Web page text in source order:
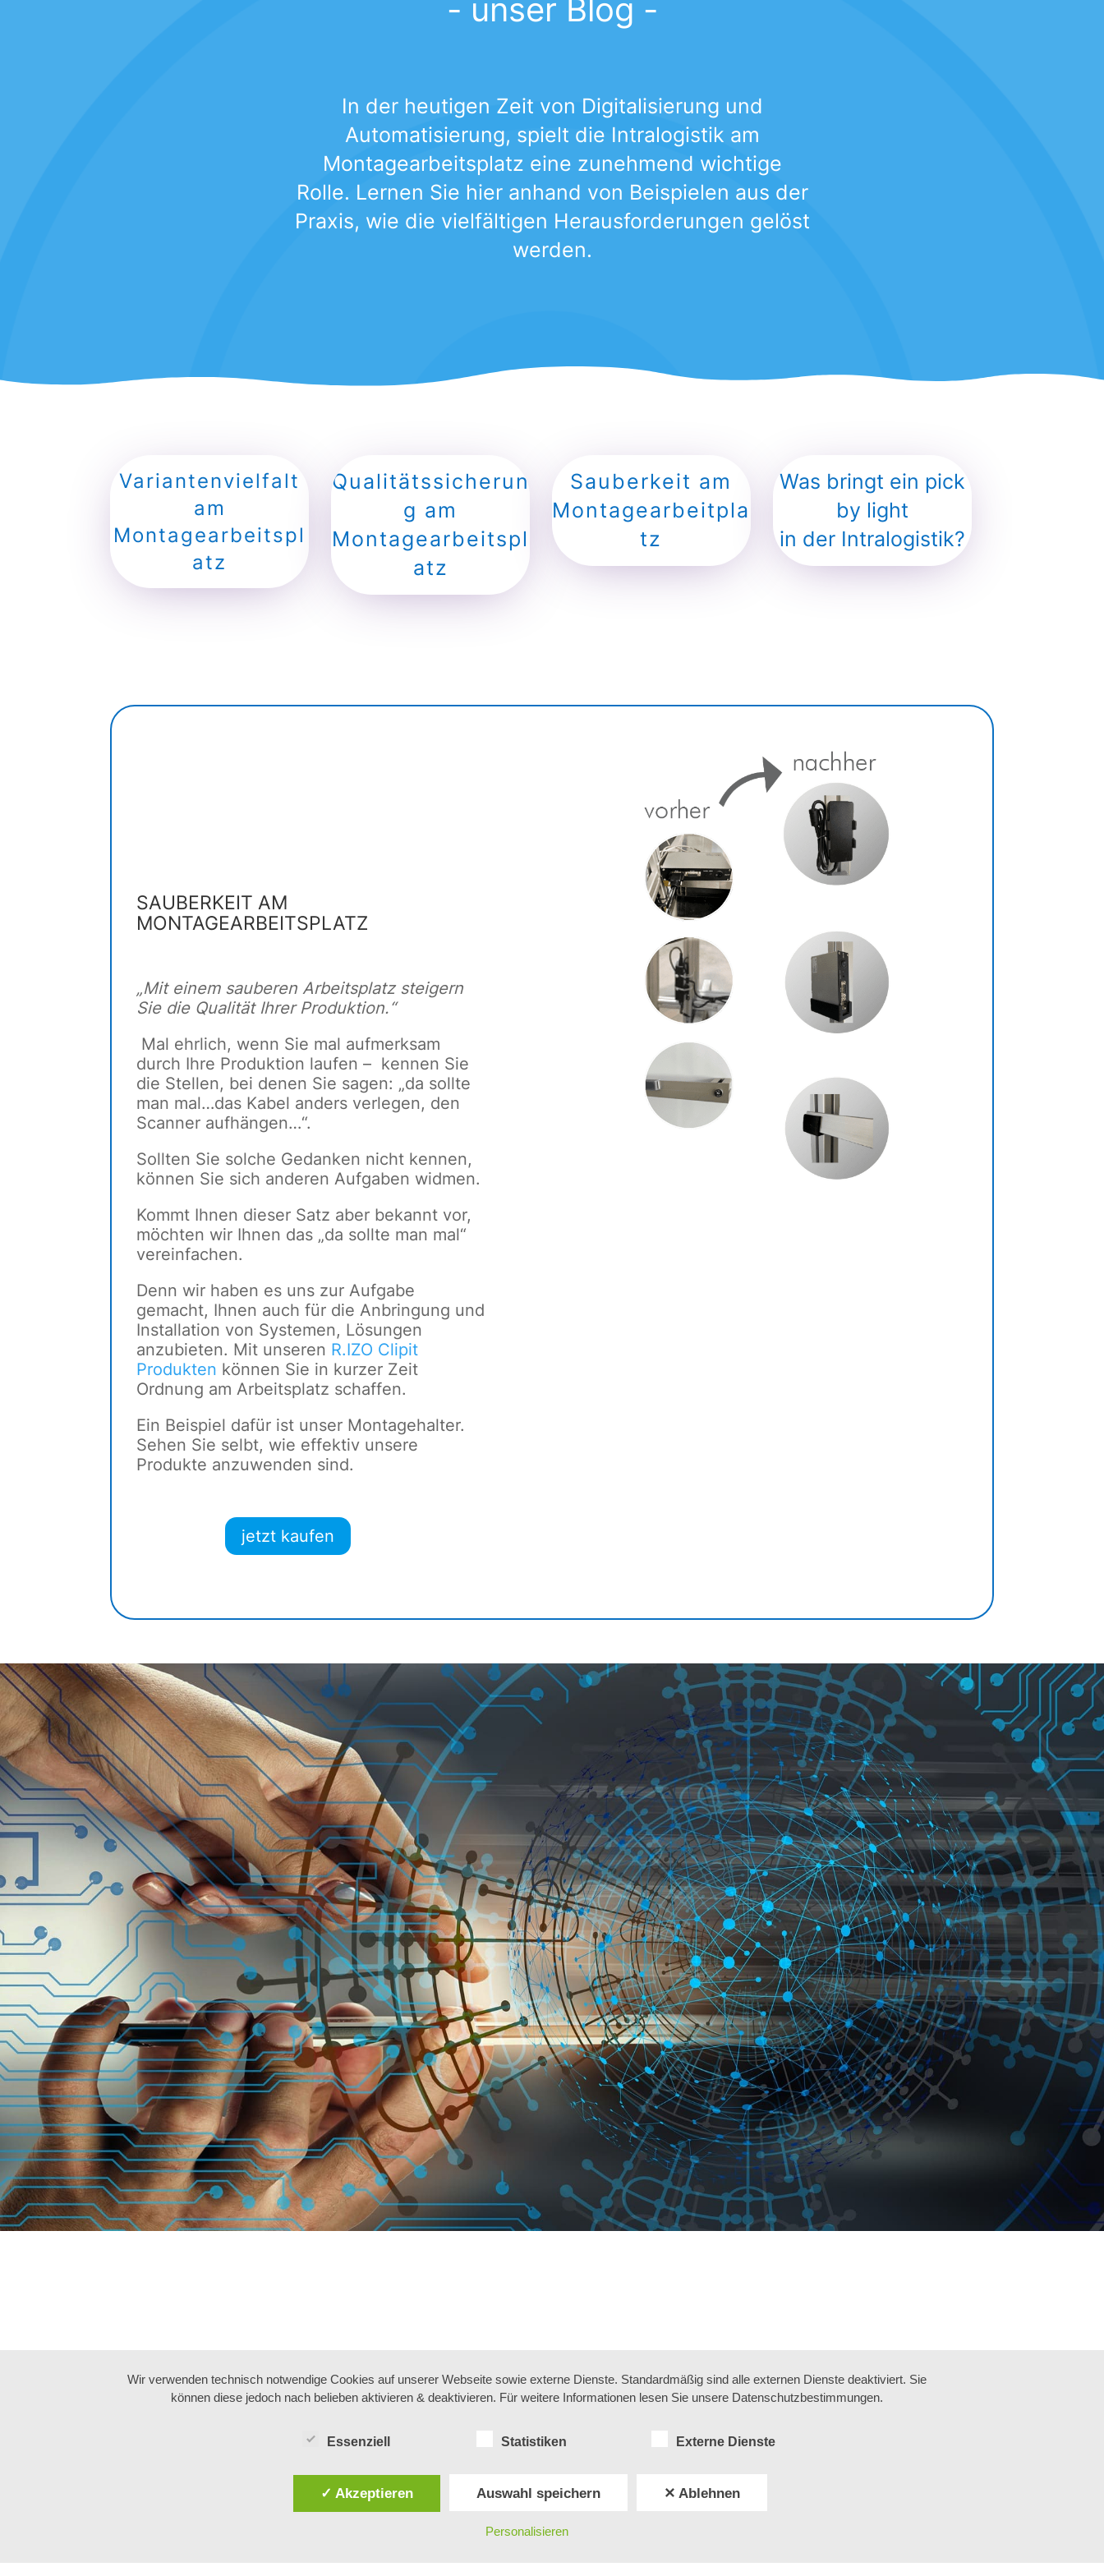
- unser Blog -
In der heutigen Zeit von Digitalisierung und
Automatisierung, spielt die Intralogistik am
Montagearbeitsplatz eine zunehmend wichtige
Rolle. Lernen Sie hier anhand von Beispielen aus der
Praxis, wie die vielfältigen Herausforderungen gelöst
werden.
Variantenvielfalt
am
Montagearbeitspl
atz
Qualitätssicherun
g am
Montagearbeitspl
atz
Sauberkeit am
Montagearbeitpla
tz
Was bringt ein pick
by light
in der Intralogistik?
SAUBERKEIT AM
MONTAGEARBEITSPLATZ
„Mit einem sauberen Arbeitsplatz steigern
Sie die Qualität Ihrer Produktion.“
Mal ehrlich, wenn Sie mal aufmerksam
durch Ihre Produktion laufen – kennen Sie
die Stellen, bei denen Sie sagen: „da sollte
man mal…das Kabel anders verlegen, den
Scanner aufhängen…“.
Sollten Sie solche Gedanken nicht kennen,
können Sie sich anderen Aufgaben widmen.
Kommt Ihnen dieser Satz aber bekannt vor,
möchten wir Ihnen das „da sollte man mal“
vereinfachen.
Denn wir haben es uns zur Aufgabe
gemacht, Ihnen auch für die Anbringung und
Installation von Systemen, Lösungen
anzubieten. Mit unseren R.IZO Clipit
Produkten können Sie in kurzer Zeit
Ordnung am Arbeitsplatz schaffen.
Ein Beispiel dafür ist unser Montagehalter.
Sehen Sie selbt, wie effektiv unsere
Produkte anzuwenden sind.
jetzt kaufen
Unternehmen
Wir verwenden technisch notwendige Cookies auf unserer Webseite sowie externe Dienste. Standardmäßig sind alle externen Dienste deaktiviert. Sie
können diese jedoch nach belieben aktivieren & deaktivieren. Für weitere Informationen lesen Sie unsere Datenschutzbestimmungen.
Essenziell Statistiken Externe Dienste
✓ Akzeptieren Auswahl speichern ✕ Ablehnen
Personalisieren